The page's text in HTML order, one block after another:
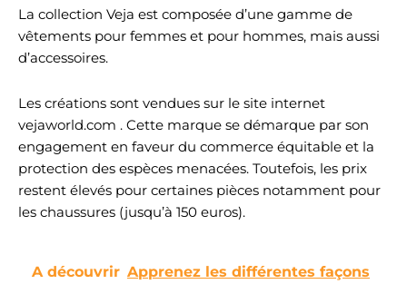
La collection Veja est composée d’une gamme de
vêtements pour femmes et pour hommes, mais aussi
d’accessoires.
Les créations sont vendues sur le site internet
vejaworld.com . Cette marque se démarque par son
engagement en faveur du commerce équitable et la
protection des espèces menacées. Toutefois, les prix
restent élevés pour certaines pièces notamment pour
les chaussures (jusqu’à 150 euros).
A découvrir Apprenez les différentes façons